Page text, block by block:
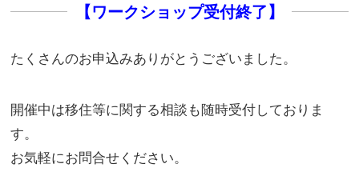
【ワークショップ受付終了】
たくさんのお申込みありがとうございました。
開催中は移住等に関する相談も随時受付しておりま
す。
お気軽にお問合せください。